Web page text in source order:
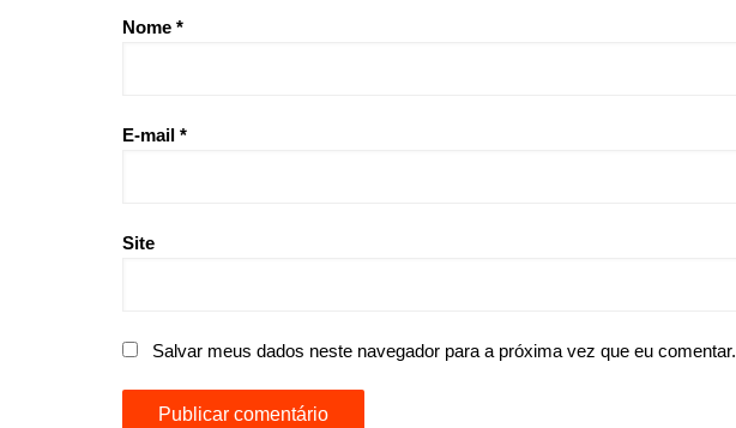
Nome *
E-mail *
Site
Salvar meus dados neste navegador para a próxima vez que eu comentar.